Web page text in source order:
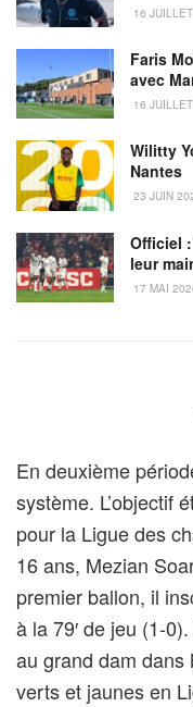
16
Faris
avec
16
Wilitty
Nantes
23 JUIN
Officiel
leur
17 MAI
En deuxième
système. L’objectif
pour la Ligue des
16 ans, Mezian
premier ballon, il
à la 79′ de jeu (1-
au grand dam
verts et jaunes en